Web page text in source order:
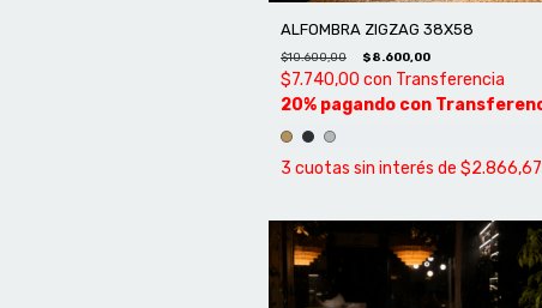
ALFOMBRA ZIGZAG 38X58
$10.600,00 $8.600,00
$7.740,00 con Transferencia
3 cuotas sin interés de $2.866,67